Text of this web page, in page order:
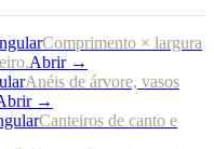
Comprimento × largura
Abrir →
Anéis de árvore, vasos
→
Canteiros de canto e